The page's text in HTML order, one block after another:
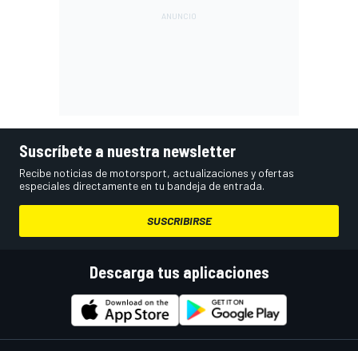
Suscríbete a nuestra newsletter
Recibe noticias de motorsport, actualizaciones y ofertas
especiales directamente en tu bandeja de entrada.
SUSCRIBIRSE
Descarga tus aplicaciones